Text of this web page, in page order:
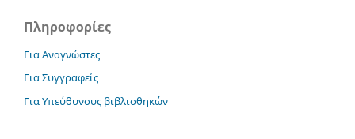
Πληροφορίες
Για Αναγνώστες
Για Συγγραφείς
Για Υπεύθυνους βιβλιοθηκών